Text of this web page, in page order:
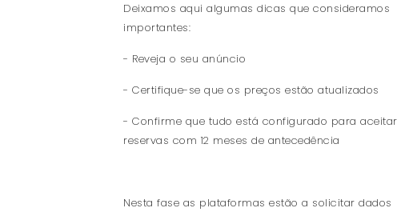
Deixamos aqui algumas dicas que consideramos
importantes:
- Reveja o seu anúncio
- Certifique-se que os preços estão atualizados
- Confirme que tudo está configurado para aceitar
reservas com 12 meses de antecedência
Nesta fase as plataformas estão a solicitar dados